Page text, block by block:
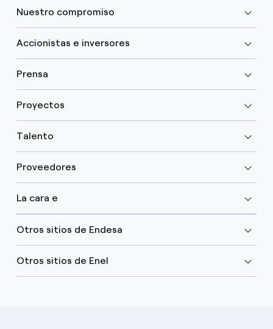
Nuestro compromiso
Accionistas e inversores
Prensa
Proyectos
Talento
Proveedores
La cara e
Otros sitios de Endesa
Otros sitios de Enel